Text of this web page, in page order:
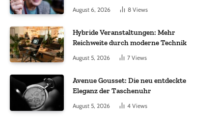
August 6, 2026 8 Views
Hybride Veranstaltungen: Mehr
Reichweite durch moderne Technik
August 5, 2026 7 Views
Avenue Gousset: Die neu entdeckte
Eleganz der Taschenuhr
August 5, 2026 4 Views